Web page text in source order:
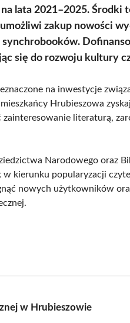
lata 2021–2025. Środki
zakup nowości
się do rozwoju kultury
na inwestycje
Hrubieszowa
literaturą,
Narodowego oraz
kierunku popularyzacji
nowych użytkowników
w Hrubieszowie